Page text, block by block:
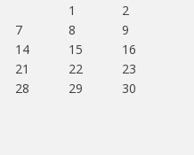
1
2
7 8
9
14 15
16
21 22
23
28 29
30